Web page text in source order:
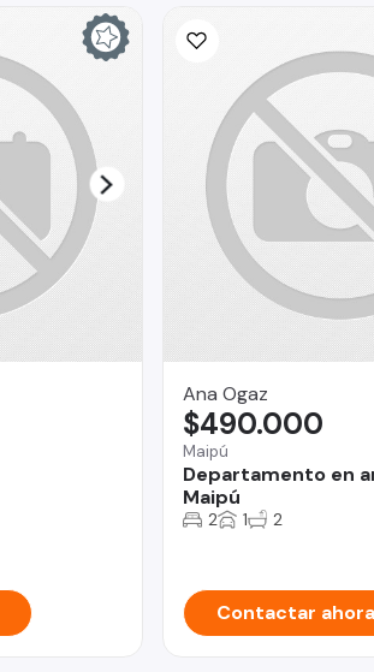
Ana Ogaz
Maipú
Departamento en
Maipú
$490.000
2 1 2
Contactar ahora